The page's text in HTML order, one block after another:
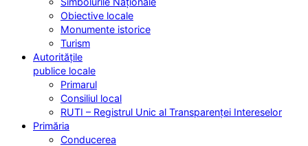
Obiective locale
Monumente istorice
Turism
Autoritățile
publice locale
Primarul
Consiliul local
RUTI – Registrul Unic al Transparenței Intereselor
Primăria
Conducerea